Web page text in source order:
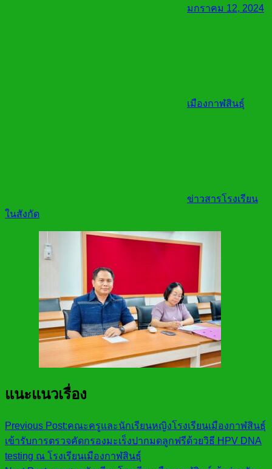
มกราคม 12, 2024
เมืองกาฬสินธุ์
ข่าวสารโรงเรียน
ในสังกัด
แนะแนวเรื่อง
Previous Post:คณะครูและนักเรียนหญิงโรงเรียนเมืองกาฬสินธุ์
เข้ารับการตรวจคัดกรองมะเร็งปากมดลูกฟรีด้วยวิธี HPV DNA
testing ณ โรงเรียนเมืองกาฬสินธุ์